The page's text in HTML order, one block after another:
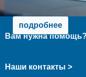
подробнее
Вам нужна помощь?
Наши контакты >